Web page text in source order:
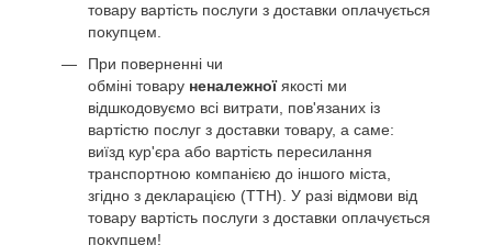
товару вартість послуги з доставки оплачується
покупцем.
При поверненні чи
обміні товару неналежноїякості ми
відшкодовуємо всі витрати, пов'язаних із
вартістю послуг з доставки товару, а саме:
виїзд кур'єра або вартість пересилання
транспортною компанією до іншого міста,
згідно з декларацією (ТТН). У разі відмови від
товару вартість послуги з доставки оплачується
покупцем!